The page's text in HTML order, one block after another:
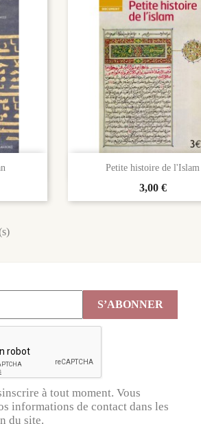
Petite histoire de l'Islam
Prix
3,00 €
 Aperçu rapide
à tout moment. Vous
informations de contact dans les
du site.